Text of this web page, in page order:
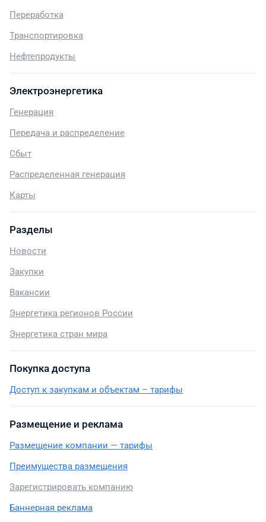
Переработка
Транспортировка
Нефтепродукты
Электроэнергетика
Генерация
Передача и распределение
Сбыт
Распределенная генерация
Карты
Разделы
Новости
Закупки
Вакансии
Энергетика регионов России
Энергетика стран мира
Покупка доступа
Доступ к закупкам и объектам – тарифы
Размещение и реклама
Размещение компании — тарифы
Преимущества размещения
Зарегистрировать компанию
Баннерная реклама